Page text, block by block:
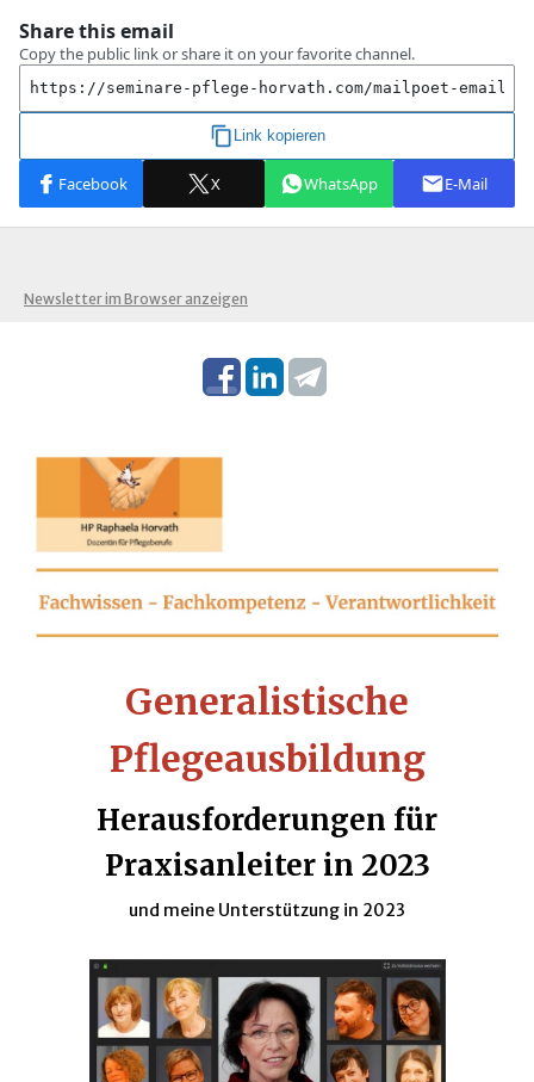
Newsletter im Browser anzeigen
Generalistische
Pflegeausbildung
Herausforderungen für
Praxisanleiter in 2023
und meine Unterstützung in 2023